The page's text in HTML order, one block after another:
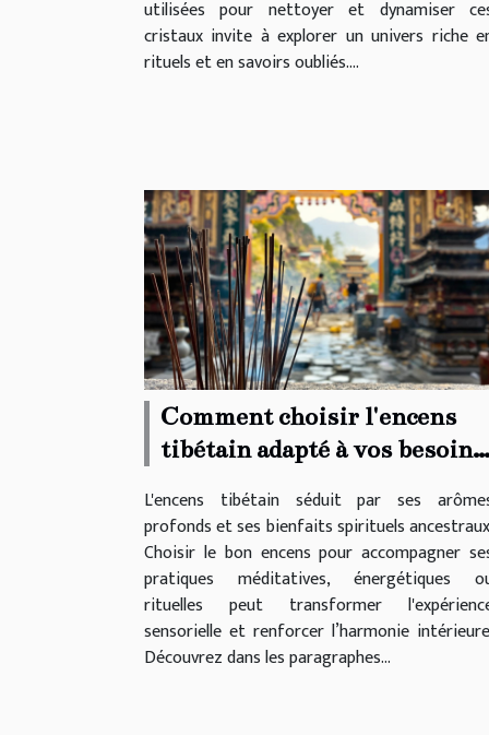
utilisées pour nettoyer et dynamiser
cristaux invite à explorer un univers riche
rituels et en savoirs oubliés....
Comment choisir l'encens
tibétain adapté à vos besoins
L'encens tibétain séduit par ses
profonds et ses bienfaits spirituels
Choisir le bon encens pour accompagner
pratiques méditatives, énergétiques
rituelles peut transformer
sensorielle et renforcer l’harmonie
Découvrez dans les paragraphes...